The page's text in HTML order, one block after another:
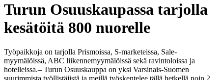
Turun Osuuskaupassa tarjolla
kesätöitä 800 nuorelle
Työpaikkoja on tarjolla Prismoissa, S-marketeissa, Sale-
myymälöissä, ABC liikennemyymälöissä sekä ravintoloissa ja
hotelleissa.– Turun Osuuskauppa on yksi Varsinais-Suomen
suurimmista työllistäjistä ja meillä työskentelee tällä hetkellä noin 2